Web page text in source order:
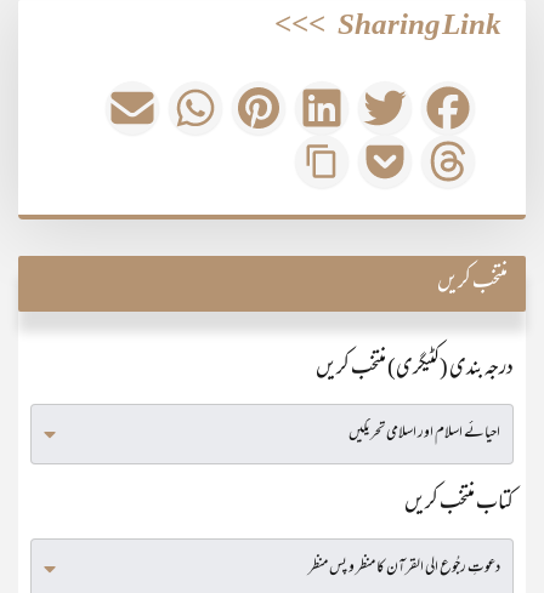
Sharing Link
>>>
منتخب کریں
درجہ بندی (کٹیگری) منتخب کریں
کتاب منتخب کریں